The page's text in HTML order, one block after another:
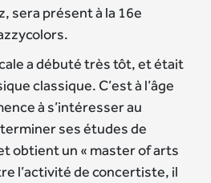
sera présent à la 16e
a débuté très tôt, et était
classique. C’est à l’âge
à s’intéresser au
ses études de
obtient un « master of arts
l’activité de concertiste, il